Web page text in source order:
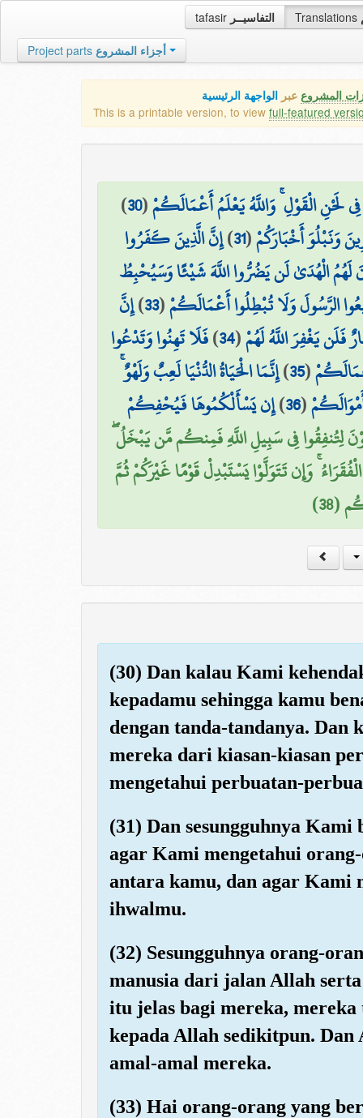
tafasir التفاسيــر Translations
Project parts أجزاء المشروع
المشروع عبر الواجهة الرئيسية
This is a printable version, to view full-featured
لَحْنِ الْقَوْلِ ۚ وَاللَّهُ يَعْلَمُ أَعْمَالَكُمْ(
30
)
وَنَبْلُوَ أَخْبَارَكُمْ(
31
)إِنَّ الَّذِينَ كَفَرُوا
لَهُمُ الْهُدَىٰ لَن يَضُرُّوا اللَّهَ شَيْئًا وَسَيُحْبِطُ
الرَّسُولَ وَلَا تُبْطِلُوا أَعْمَالَكُمْ(
33
)إِنَّ
يَغْفِرَ اللَّهُ لَهُمْ(
34
)فَلَا تَهِنُوا وَتَدْعُوا
(
35
)إِنَّمَا الْحَيَاةُ الدُّنْيَا لَعِبٌ وَلَهْوٌ ۚ
(
36
)إِن يَسْأَلْكُمُوهَا فَيُحْفِكُمْ
لِتُنفِقُوا فِي سَبِيلِ اللَّهِ فَمِنكُم مَّن يَبْخَلُ
وَإِن تَتَوَلَّوْا يَسْتَبْدِلْ قَوْمًا غَيْرَكُمْ ثُمَّ
(38)
(30) Dan kalau Kami
kepadamu sehingga kamu
dengan tanda-tandanya. Dan
mereka dari kiasan-kiasan
mengetahui perbuatan-
(31) Dan sesungguhnya
agar Kami mengetahui
antara kamu, dan agar Kami
ihwalmu.
(32) Sesungguhnya orang-
manusia dari jalan Allah
itu jelas bagi mereka,
kepada Allah sedikitpun. Dan
amal-amal mereka.
(33) Hai orang-orang yang